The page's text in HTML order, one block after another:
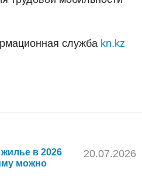
служба kn.kz
жилье в 2026
можно
20.07.2026